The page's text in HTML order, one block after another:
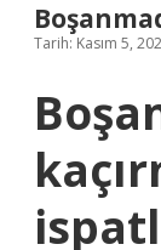
Tarih: Kasım 5,